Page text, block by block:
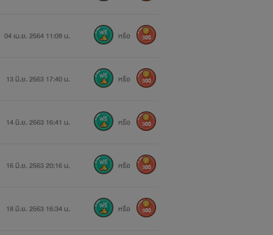
04 เม.ย. 2564 11:08 น. หรือ 300
13 มิ.ย. 2563 17:40 น. หรือ 300
14 มิ.ย. 2563 16:41 น. หรือ 300
16 มิ.ย. 2563 20:16 น. หรือ 300
18 มิ.ย. 2563 16:34 น. หรือ 300